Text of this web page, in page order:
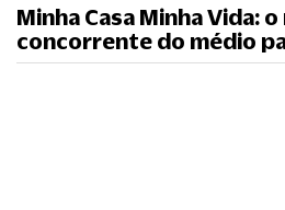
Minha Casa Minha Vida: o
concorrente do médio